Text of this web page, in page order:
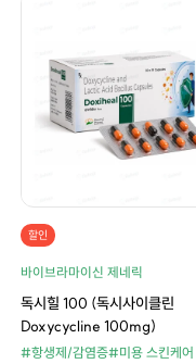
할인
바이브라마이신 제네릭
독시힐 100 (독시사이클린
Doxycycline 100mg)
#항생제/감염증#미용 스킨케어